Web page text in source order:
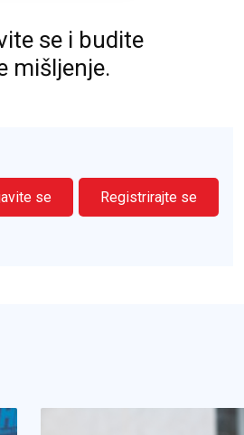
se i budite
mišljenje.
se Registrirajte se